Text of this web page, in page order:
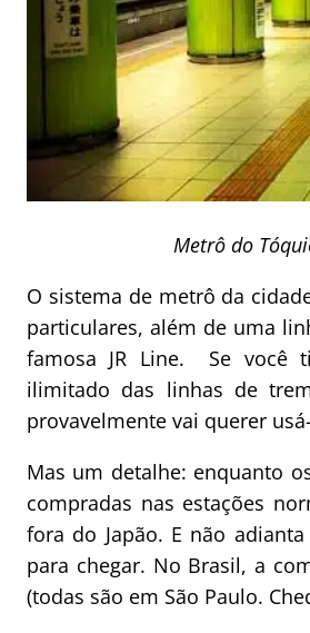
Metrô do
O sistema de metrô da
particulares, além de uma
famosa JR Line. Se você
ilimitado das linhas de
provavelmente vai querer
Mas um detalhe: enquanto
compradas nas estações
fora do Japão. E não
para chegar. No Brasil, a
(todas são em São Paulo.